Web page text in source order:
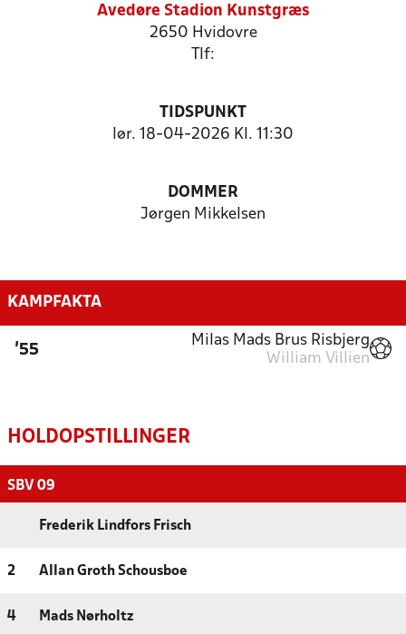
Avedøre Stadion Kunstgræs
2650 Hvidovre
Tlf:
TIDSPUNKT
lør. 18-04-2026 Kl. 11:30
DOMMER
Jørgen Mikkelsen
KAMPFAKTA
'55
Milas Mads Brus Risbjerg
William Villien
HOLDOPSTILLINGER
SBV 09
Frederik Lindfors Frisch
2 Allan Groth Schousboe
4 Mads Nørholtz